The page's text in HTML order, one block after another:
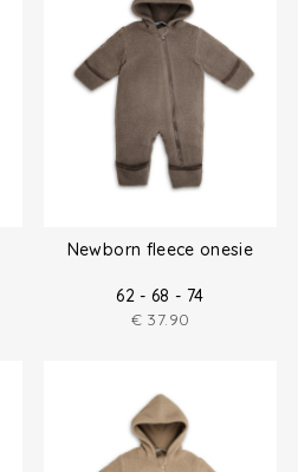
Newborn fleece onesie
62 - 68 - 74
€ 37.90